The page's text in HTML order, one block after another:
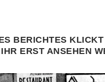
BERICHTES
ERST ANSEHEN